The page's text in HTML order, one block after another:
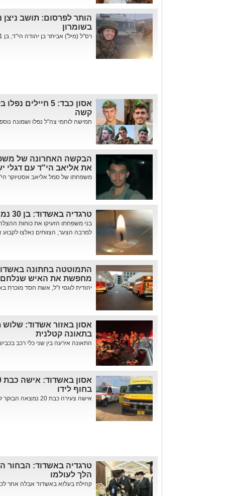
הותר לפרסום: תושב
בשומרון
רס"ל (מיל') אביתר בן יהודה הי"ד, בן 31 מניצן, נהרג הלילה מפיצוץ מטען...
קשה
חמישה לוחמי צה"ל נפלו ושמונה
הבקשה האחרונה של
את אליאב הי"ד עם דגלי
משפחתו של סמל אליאב אסטיוקר
טרגדיה באשדוד: בן 30 נמצא ללא רוח חיים בדירתו
בני משפחתו הזעיקו את כוחות
למרבה הצער, הצוותים נאלצו
התמוטטה בחתונה
מחפשת את האיש שנלחם
יהודית לוגסי ז"ל, אשת חסד מוכרת
אסון באזור אשדוד: שלוש
בתאונה קטלנית
התאונה אירעה בין שני כלי רכב בכביש 42 סמוך ליישוב בן זכאי.
בחוף לידו
אישה צעירה כבת 20 נמצאה הבוקר ללא רוח חיים. צוותי מד"א ואי...
טרגדיה באשדוד: הבחור
הלך לעולמו
קהילת בעלזא באשדוד אבלה אחר